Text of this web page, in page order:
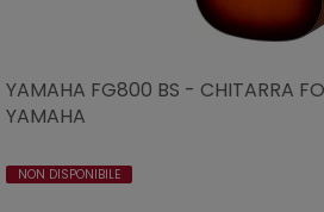
YAMAHA FG800 BS - CHITARRA
YAMAHA
NON DISPONIBILE